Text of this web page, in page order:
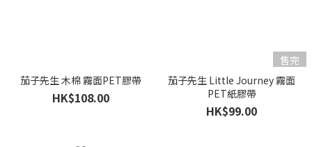
茄子先生 木棉 霧面PET膠帶
HK$108.00
售完
茄子先生 Little Journey 霧面
PET紙膠帶
HK$99.00